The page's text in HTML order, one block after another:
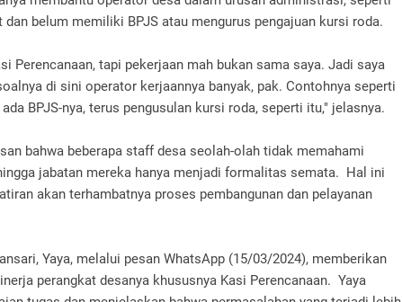
belum memiliki BPJS atau mengurus pengajuan kursi roda.
Perencanaan, tapi pekerjaan mah bukan sama saya. Jadi saya
di sini operator kerjaannya banyak, pak. Contohnya seperti
BPJS-nya, terus pengusulan kursi roda, seperti itu," jelasnya.
bahwa beberapa staff desa seolah-olah tidak memahami
jabatan mereka hanya menjadi formalitas semata. Hal ini
akan terhambatnya proses pembangunan dan pelayanan
Yaya, melalui pesan WhatsApp (15/03/2024), memberikan
perangkat desanya khususnya Kasi Perencanaan. Yaya